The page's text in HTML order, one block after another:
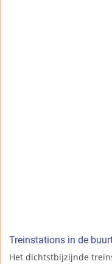
Treinstations in de
Het dichtstbijzijnde